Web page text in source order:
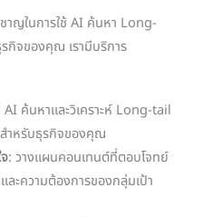
ชาญในการใช้ AI ค้นหา Long-
จของคุณ เรามีบริการ
AI ค้นหาและวิเคราะห์ Long-tail
ำหรับธุรกิจของคุณ
: วางแผนคอนเทนต์ที่ตอบโจทย์
ะความต้องการของกลุ่มเป้า